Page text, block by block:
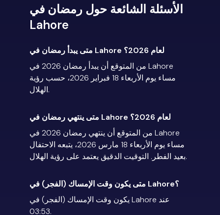
الأسئلة الشائعة حول رمضان في
Lahore
متى يبدأ رمضان في Lahore لعام 2026؟
من المتوقع أن يبدأ رمضان 2026 في Lahore
مساء يوم الأربعاء 18 فبراير 2026، حسب رؤية
الهلال.
متى ينتهي رمضان في Lahore لعام 2026؟
من المتوقع أن ينتهي رمضان 2026 في Lahore
مساء يوم الأربعاء 18 مارس 2026، يتبعه الاحتفال
بعيد الفطر. التوقيت الدقيق يعتمد على رؤية الهلال.
متى يكون وقت الإمساك (الفجر) في Lahore؟
يكون وقت الإمساك (الفجر) في Lahore عند
03:53.